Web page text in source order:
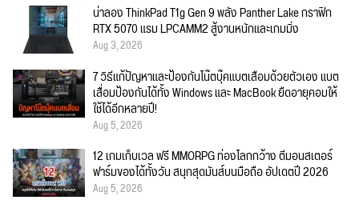
น่าลอง ThinkPad T1g Gen 9 พลัง Panther Lake กราฟิก
RTX 5070 แรม LPCAMM2 สู้งานหนักและเกมมิ่ง
Aug 3, 2026
7 วิธีแก้ปัญหาและป้องกันโน๊ตบุ๊คแบตเสื่อมด้วยตัวเอง แบต
เสื่อมป้องกันได้ทั้ง Windows และ MacBook ยืดอายุคอมให้
ใช้ได้อีกหลายปี!
Aug 5, 2026
12 เกมเก็บเวล ฟรี MMORPG ท่องโลกกว้าง ตีมอนสเตอร์
ฟาร์มของได้ทั้งวัน สนุกสุดมันส์บนมือถือ อัปเดตปี 2026
Aug 5, 2026